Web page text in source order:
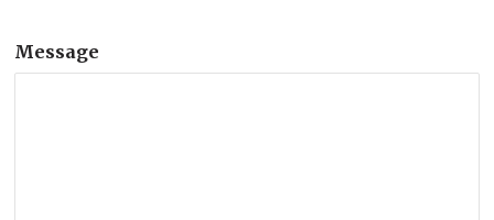
Message